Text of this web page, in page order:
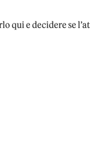
qui e decidere se